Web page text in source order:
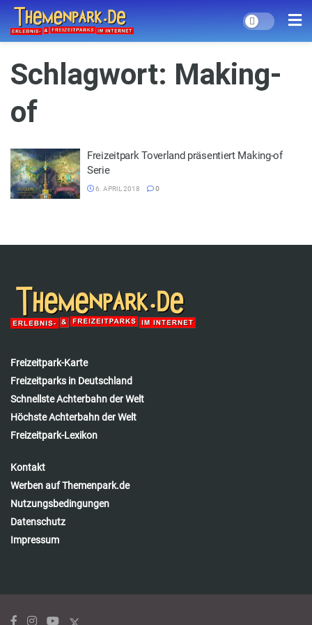
Schlagwort: Making-
of
Freizeitpark Toverland präsentiert Making-of
Serie
6. APRIL 2018 0
Freizeitpark-Karte
Freizeitparks in Deutschland
Schnellste Achterbahn der Welt
Höchste Achterbahn der Welt
Freizeitpark-Lexikon
Kontakt
Werben auf Themenpark.de
Nutzungsbedingungen
Datenschutz
Impressum